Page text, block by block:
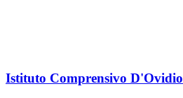
Istituto Comprensivo D'Ovidio